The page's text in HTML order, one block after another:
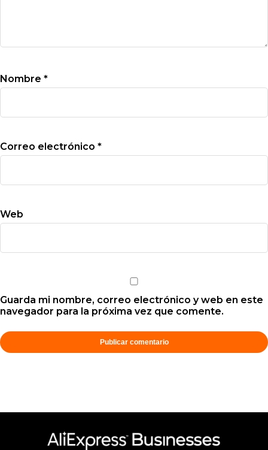
Nombre *
Correo electrónico *
Web
Guarda mi nombre, correo electrónico y web en este
navegador para la próxima vez que comente.